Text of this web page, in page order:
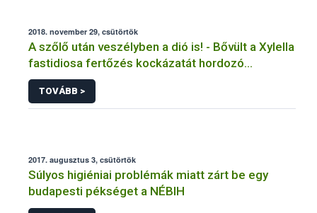
2018. november 29, csütörtök
A szőlő után veszélyben a dió is! - Bővült a Xylella
fastidiosa fertőzés kockázatát hordozó
növények listája
TOVÁBB >
2017. augusztus 3, csütörtök
Súlyos higiéniai problémák miatt zárt be egy
budapesti pékséget a NÉBIH